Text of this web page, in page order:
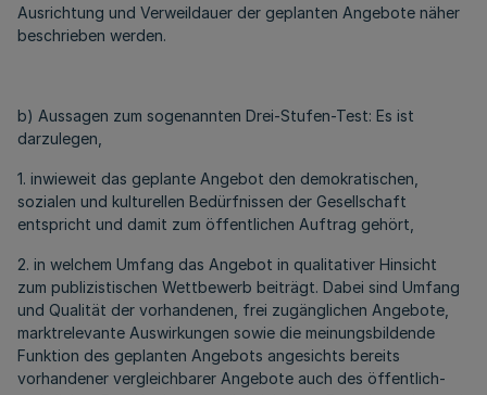
Ausrichtung und Verweildauer der geplanten Angebote näher
beschrieben werden.
b) Aussagen zum sogenannten Drei-Stufen-Test: Es ist
darzulegen,
1. inwieweit das geplante Angebot den demokratischen,
sozialen und kulturellen Bedürfnissen der Gesellschaft
entspricht und damit zum öffentlichen Auftrag gehört,
2. in welchem Umfang das Angebot in qualitativer Hinsicht
zum publizistischen Wettbewerb beiträgt. Dabei sind Umfang
und Qualität der vorhandenen, frei zugänglichen Angebote,
marktrelevante Auswirkungen sowie die meinungsbildende
Funktion des geplanten Angebots angesichts bereits
vorhandener vergleichbarer Angebote auch des öffentlich-